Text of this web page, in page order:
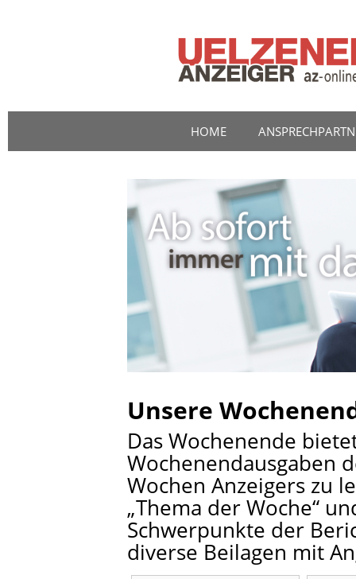
HOME
Unsere
Das Wochenende
Wochenendausgaben
Wochen Anzeigers zu
„Thema der Woche“
Schwerpunkte der
diverse Beilagen mit